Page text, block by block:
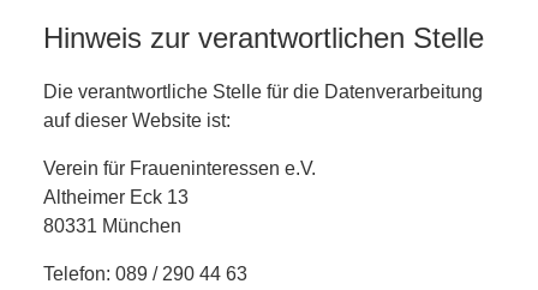
Hinweis zur verantwortlichen Stelle
Die verantwortliche Stelle für die Datenverarbeitung
auf dieser Website ist:
Verein für Fraueninteressen e.V.
Altheimer Eck 13
80331 München
Telefon: 089 / 290 44 63